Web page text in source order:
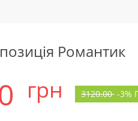
Романтик
грн 3120.00 -3%